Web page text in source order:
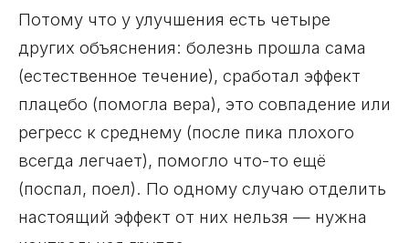
Потому что у улучшения есть четыре
других объяснения: болезнь прошла сама
(естественное течение), сработал эффект
плацебо (помогла вера), это совпадение или
регресс к среднему (после пика плохого
всегда легчает), помогло что-то ещё
(поспал, поел). По одному случаю отделить
настоящий эффект от них нельзя — нужна